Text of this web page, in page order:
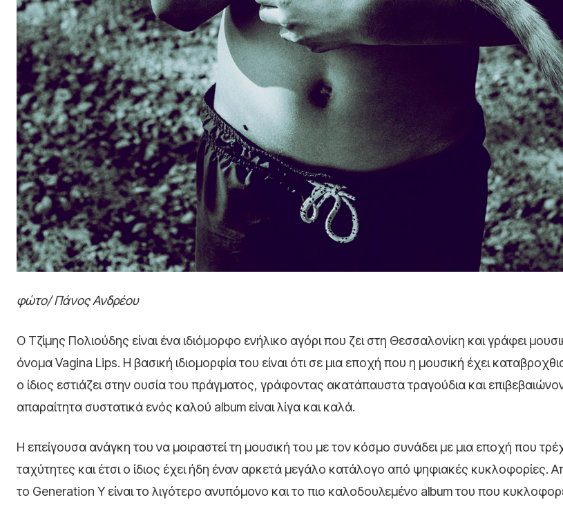
φώτο/ Πάνος Ανδρέου
Ο Τζίμης Πολιούδης είναι ένα ιδιόμορφο ενήλικο αγόρι που ζει στη Θεσσαλονίκη και γράφει
όνομα Vagina Lips. Η βασική ιδιομορφία του είναι ότι σε μια εποχή που η μουσική έχει
ο ίδιος εστιάζει στην ουσία του πράγματος, γράφοντας ακατάπαυστα τραγούδια και
απαραίτητα συστατικά ενός καλού album είναι λίγα και καλά.
Η επείγουσα ανάγκη του να μοιραστεί τη μουσική του με τον κόσμο συνάδει με μια εποχή που
ταχύτητες και έτσι ο ίδιος έχει ήδη έναν αρκετά μεγάλο κατάλογο από ψηφιακές κυκλοφορίες.
το Generation Y είναι το λιγότερο ανυπόμονο και το πιο καλοδουλεμένο album του που